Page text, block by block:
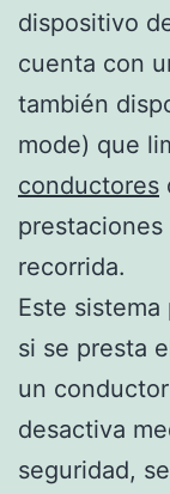
dispositivo
cuenta con
también
mode) que
conductores
recorrida.
Este
si se presta
un
desactiva
seguridad,